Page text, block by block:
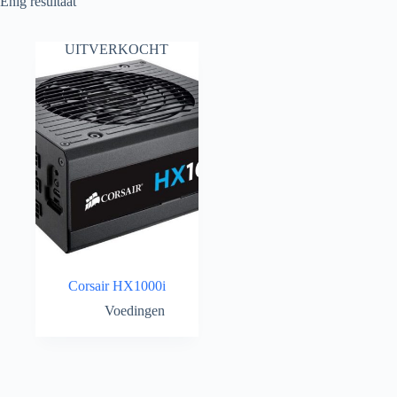
UITVERKOCHT
Corsair HX1000i
Voedingen